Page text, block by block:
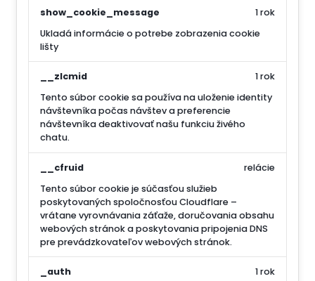
show_cookie_message
Ukladá informácie o potrebe zobrazenia cookie
lišty
1 rok
__zlcmid
Tento súbor cookie sa používa na uloženie identity
návštevníka počas návštev a preferencie
návštevníka deaktivovať našu funkciu živého
chatu.
1 rok
__cfruid
Tento súbor cookie je súčasťou služieb
poskytovaných spoločnosťou Cloudflare –
vrátane vyrovnávania záťaže, doručovania obsahu
webových stránok a poskytovania pripojenia DNS
pre prevádzkovateľov webových stránok.
relácie
_auth
1 rok